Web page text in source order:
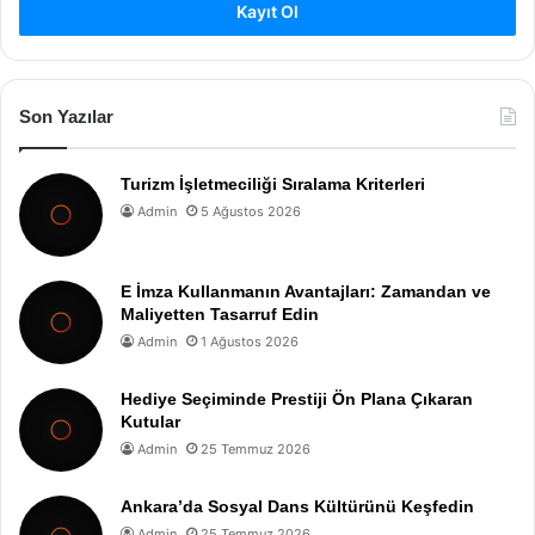
Kayıt Ol
Son Yazılar
Turizm İşletmeciliği Sıralama Kriterleri
Admin 5 Ağustos 2026
E İmza Kullanmanın Avantajları: Zamandan ve
Maliyetten Tasarruf Edin
Admin 1 Ağustos 2026
Hediye Seçiminde Prestiji Ön Plana Çıkaran
Kutular
Admin 25 Temmuz 2026
Ankara’da Sosyal Dans Kültürünü Keşfedin